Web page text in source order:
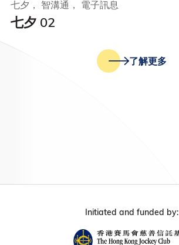
七夕 02
七夕， 智溝通， 電子訊息
了解更多
Initiated and funded by: